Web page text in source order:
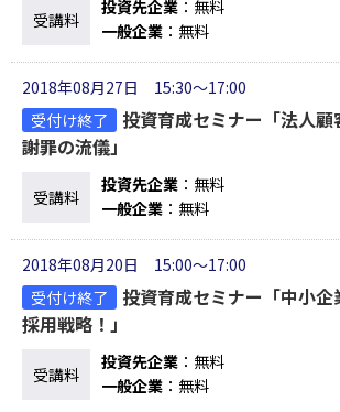
受講料
投資先企業 ：無料
一般企業 ：無料
2018年08月27日 15:30～17:00
受付け終了
投資育成セミナー「法人顧
謝罪の流儀」
受講料
投資先企業 ：無料
一般企業 ：無料
2018年08月20日 15:00～17:00
受付け終了
投資育成セミナー「中小
採用戦略！」
受講料
投資先企業 ：無料
一般企業 ：無料